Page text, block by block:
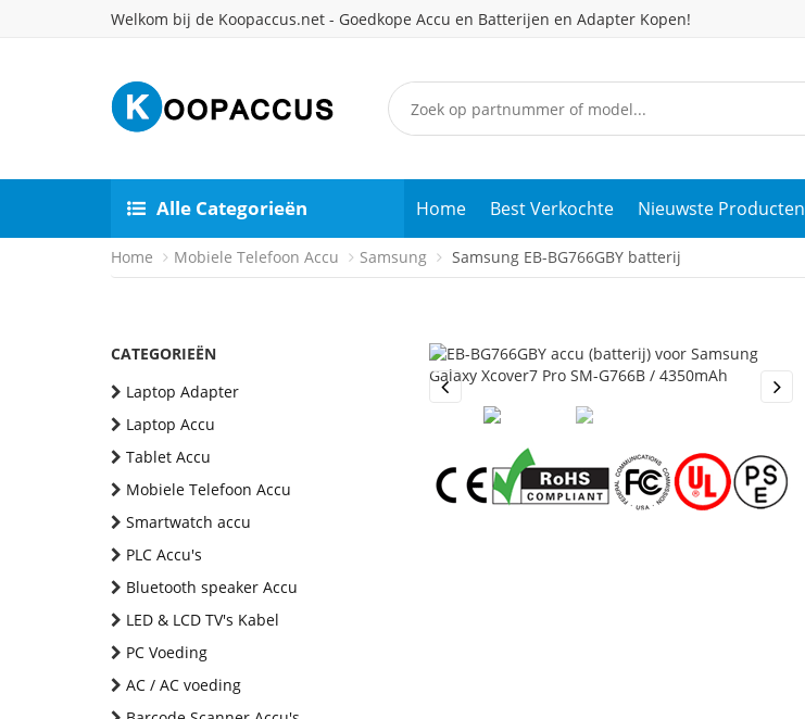
Welkom bij de Koopaccus.net - Goedkope Accu en Batterijen en Adapter Kopen!
Alle Categorieën Home Best Verkochte Nieuwste Producten
Home Mobiele Telefoon Accu Samsung Samsung EB-BG766GBY batterij
CATEGORIEËN
Laptop Adapter
Laptop Accu
Tablet Accu
Mobiele Telefoon Accu
Smartwatch accu
PLC Accu's
Bluetooth speaker Accu
LED & LCD TV's Kabel
PC Voeding
AC / AC voeding
Previous